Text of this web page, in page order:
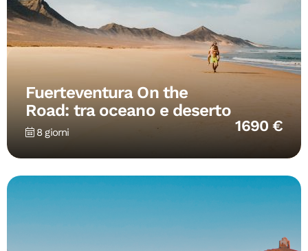
Fuerteventura On the
Road: tra oceano e deserto
8 giorni 1690 €